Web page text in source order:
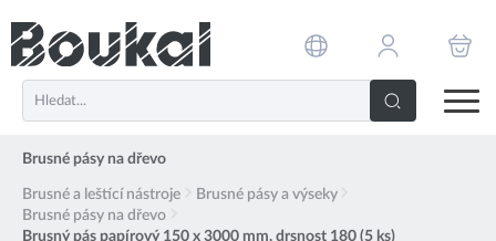
Brusné pásy na dřevo
Brusné a leštící nástroje
Brusné pásy a výseky
Brusné pásy na dřevo
Brusný pás papírový 150 x 3000 mm, drsnost 180 (5 ks)